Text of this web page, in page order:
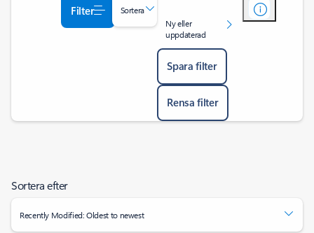
Filter Sortera
Ny eller
uppdaterad
Spara filter
Rensa filter
Sortera efter
Recently Modified: Oldest to newest